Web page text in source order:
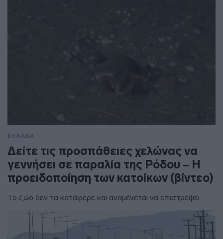
ΕΛΛΑΔΑ
Δείτε τις προσπάθειες χελώνας να
γεννήσει σε παραλία της Ρόδου – Η
προειδοποίηση των κατοίκων (βίντεο)
Το ζώο δεν τα κατάφερε και αναμένεται να επιστρέψει